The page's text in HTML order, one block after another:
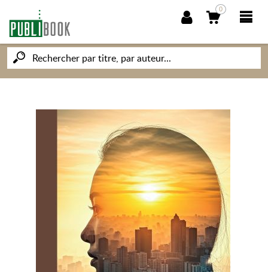
0
NOUVEAUTÉS
PUBLIBOOK
SOCIÉTÉ DES ÉCRIVAINS
CONNAISSANCES ET SAVOIRS
MON PETIT ÉDITEUR